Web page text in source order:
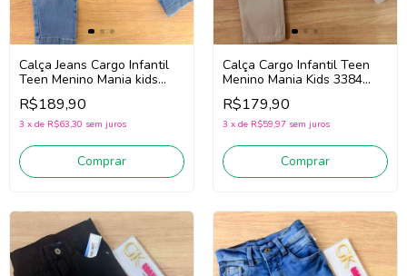
Calça Jeans Cargo Infantil
Teen Menino Mania kids
3402 (Jeans Médio)
R$189,90
3 x de R$63,30 sem juros
Comprar
Calça Cargo Infantil Teen
Menino Mania Kids 3384
(Areia)
R$179,90
3 x de R$59,97 sem juros
Comprar